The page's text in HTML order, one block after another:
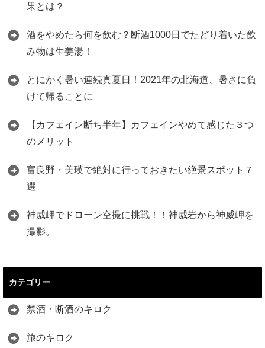
果とは？
酒をやめたら何を飲む？断酒1000日でたどり着いた飲
み物は生姜湯！
とにかく暑い連続真夏日！2021年の北海道、暑さに負
けて帰ることに
【カフェイン断ち半年】カフェインやめて感じた３つ
のメリット
富良野・美瑛で絶対に行っておきたい絶景スポット７
選
神威岬でドローン空撮に挑戦！！神威岩から神威岬を
撮影。
カテゴリー
禁酒・断酒のキロク
旅のキロク